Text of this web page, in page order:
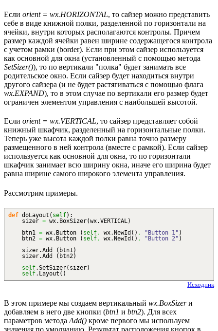
Если orient = wx.HORIZONTAL, то сайзер можно представить
себе в виде книжной полки, разделенной по горизонтали на
ячейки, внутри которых располагаются контролы. Причем
размер каждой ячейки равен ширине содержащегося контрола
с учетом рамки (border). Если при этом сайзер используется
как основной для окна (установленный с помощью метода
SetSizer()), то по вертикали "полка" будет занимать все
родительское окно. Если сайзер будет находиться внутри
другого сайзера (и не будет растягиваться с помощью флага
wx.EXPAND), то в этом случае по вертикали его размер будет
ограничен элементом управления с наибольшей высотой.
Если orient = wx.VERTICAL, то сайзер представляет собой
книжный шкафчик, разделенный на горизонтальные полки.
Теперь уже высота каждой полки равна точно размеру
размещенного в ней контрола (вместе с рамкой). Если сайзер
используется как основной для окна, то по горизонтали
шкафчик занимает всю ширину окна, иначе его ширина будет
равна ширине самого широкого элемента управления.
Рассмотрим примеры.
def doLayout ( self) :
sizer = wx. BoxSizer(wx.VERTICAL)
btn1 = wx. Button ( self, wx.NewId ( ) , "Button 1" )
btn2 = wx. Button ( self, wx.NewId ( ) , "Button 2" )
sizer.Add ( btn1)
sizer.Add ( btn2)
self.SetSizer( sizer)
self. Layout ( )
Исходник
В этом примере мы создаем вертикальный wx.BoxSizerи
добавляем в него две кнопки (btn1 и btn2). Для всех
параметров метода Add() кроме первого мы используем
значения по умолчанию. Результат расположения кнопок в